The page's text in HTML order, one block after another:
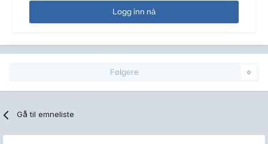
Logg inn nå
Følgere 0
Gå til emneliste